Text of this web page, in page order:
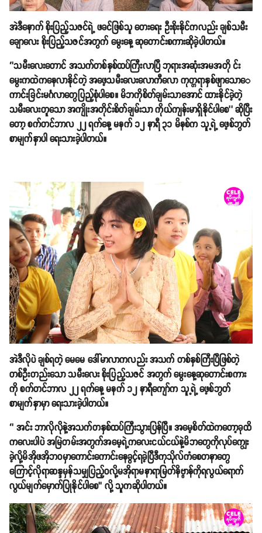
အဲဒီနောက် စိုးပြည့်သဇင်ရဲ့ ဖခင်ဖြစ်သူ တေးရေး ဦးစိုးနိုင်ကလည်း ချစ်သမီး
ချောလေး စိုးပြည့်သဇင်အတွက် မွေးနေ့ ဆုတောင်းစကားဆိုခဲ့ပါတယ်။
‘’သမီးလေးတောင် အသက်တစ်နှစ်ထပ်ကြီးလာပြီ ဘုရားအဆုံးအမအတို င်း
မွေးကထဲကနေလာနိုင်တဲ့ အဖေ့သမီးလေးလောကီလော ကုတ္တရာနှစ်ဖျာသောေ
ကာင်းခြင်းမင်္ဂလာတွေပြည့်စုံပါစေ။ မိဘကိုစိတ်ချမ်းသာအောင် ထားနိုင်ခဲ့တဲ့
သမီးလေးတူသော အကျိုးအတိုင်းစိတ်ချမ်းသာ ကိုယ်ကျန်းမာရှိနိုင်ပါစေ’’ ဆိုပြီး
တော့ စက်တင်ဘာလ ၂၂ ရက်နေ့ မနက် ၁၂ နာရီ ၃၁ မိနစ်က သူ့ရဲ့ ဖေ့စ်ဘွတ်
စာမျက်နှာပါ ရေးသားခဲ့ပါတယ်။
အဲဒီလိုပဲ ချစ်ရတဲ့ မေမေ ဒေါ်မာလာကလည်း အသက် တစ်နှစ်ကြီးပြီဖြစ်တဲ့
တစ်ဦးတည်းသော သမီးလေး စိုးပြည့်သဇင် အတွက် မွေးနေ့ဆုတောင်းစကား
ကို စက်တင်ဘာလ ၂၂ ရက်နေ့ မနက် ၁၂ နာရီကျော်က သူ့ရဲ့ ဖေ့စ်ဘွတ်
စာမျက်နှာမှာ ရေးသားခဲ့ပါတယ်။
‘’ အင်း ဘာလိုလိုနဲ့အသက်တနှစ်ထပ်ကြီးသွားပြန်ပြီ။ အမေ့စိတ်ထဲကတော့ခုထိ
ကလေးပါပဲ အမြဲတမ်းအတွက်အမေ့ရဲ့ကလေးငယ်ငယ်နဲ့မိဘတွေကိုလုပ်ကျွေး
ခဲ့လို့မိအိုဖအိုဘဝမှာကောင်းကောင်းနေခွင့်ရခဲ့ပြီဒီကုသိုလ်ကံစေတနာတွေ
ကြောင့်လိုရာဆန္ဒမှန်သမျှပြည့်ဝလို့မအိုရာမနာရာမြတ်နိဗ္ဗာန်ကိုရလွယ်ရောက်
လွယ်မျက်မှောက်ပြုနိုင်ပါစေ’’ လို့ သူကဆိုပါတယ်။